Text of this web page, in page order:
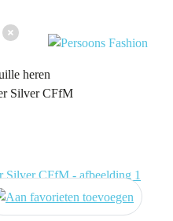
heren
Silver CFfM